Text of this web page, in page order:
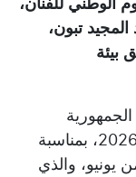
تبون،
بيئة
للمبدعين الشباب "علي معاشي"، دورة 2026، بمناسبة
يونيو، والذي